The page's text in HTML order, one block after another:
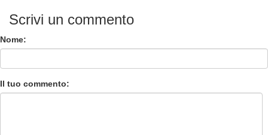
Scrivi un commento
Nome:
Il tuo commento: